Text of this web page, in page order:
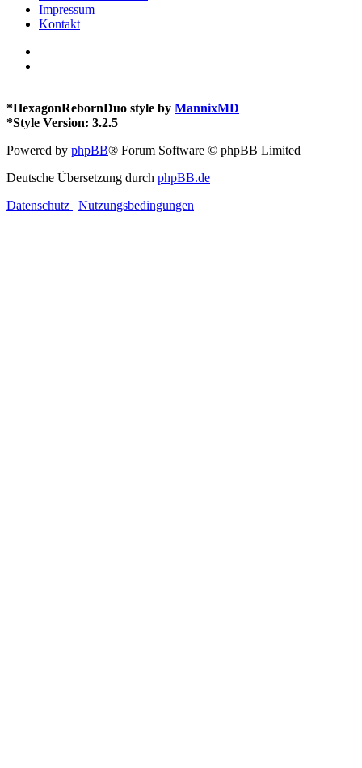
Impressum
Kontakt
*HexagonRebornDuo style by MannixMD
*Style Version: 3.2.5
Powered by phpBB® Forum Software © phpBB Limited
Deutsche Übersetzung durch phpBB.de
Datenschutz | Nutzungsbedingungen